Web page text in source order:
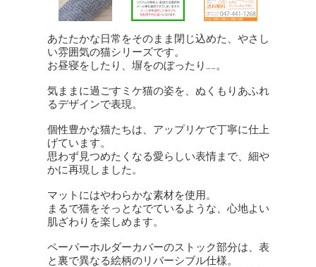
あたたかな日常をそのまま閉じ込めた、やさし
い雰囲気の猫シリーズです。
お昼寝をしたり、塀をのぼったり……。
気ままに過ごすミケ猫の姿を、ぬくもりあふれ
るデザインで表現。
個性豊かな猫たちは、アップリケで丁寧に仕上
げています。
思わず見つめたくなる愛らしい表情まで、細や
かに再現しました。
マットにはやわらかな素材を使用。
まるで猫をそっとなでているような、心地よい
肌ざわりを楽しめます。
ペーパーホルダーカバーのストック部分は、表
と裏で異なる絵柄のリバーシブル仕様。